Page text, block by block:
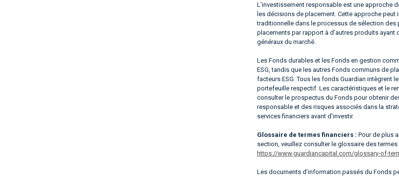
L’investissement responsable est une approche
les décisions de placement. Cette approche
traditionnelle dans le processus de sélection des
placements par rapport à d’autres produits
généraux du marché.
Les Fonds durables et les Fonds en gestion
ESG, tandis que les autres Fonds communs de
facteurs ESG. Tous les fonds Guardian intègrent
portefeuille respectif. Les caractéristiques et le
consulter le prospectus du Fonds pour obtenir
responsable et des risques associés dans la
services financiers avant d’investir.
Glossaire de termes financiers : Pour de plus
section, veuillez consulter le glossaire des
https://www.guardiancapital.com/glossary-of-
Les documents d’information passés du Fonds